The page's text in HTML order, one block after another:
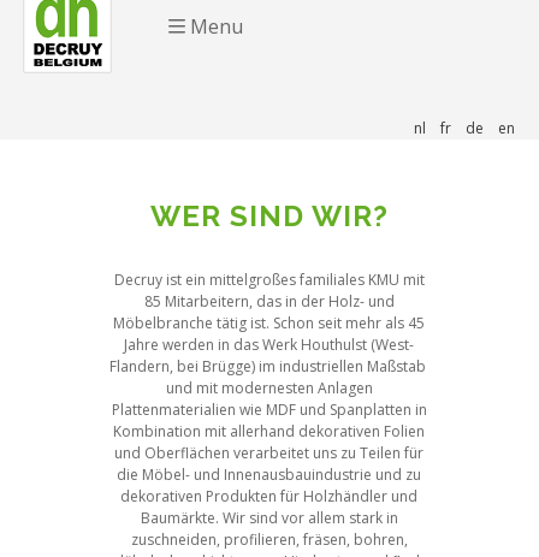
Menu
nl fr de en
WER SIND WIR?
Decruy ist ein mittelgroßes familiales KMU mit
85 Mitarbeitern, das in der Holz- und
Möbelbranche tätig ist. Schon seit mehr als 45
Jahre werden in das Werk Houthulst (West-
Flandern, bei Brügge) im industriellen Maßstab
und mit modernesten Anlagen
Plattenmaterialien wie MDF und Spanplatten in
Kombination mit allerhand dekorativen Folien
und Oberflächen verarbeitet uns zu Teilen für
die Möbel- und Innenausbauindustrie und zu
dekorativen Produkten für Holzhändler und
Baumärkte. Wir sind vor allem stark in
zuschneiden, profilieren, fräsen, bohren,